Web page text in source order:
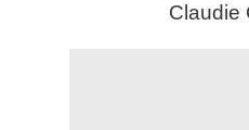
Claudie